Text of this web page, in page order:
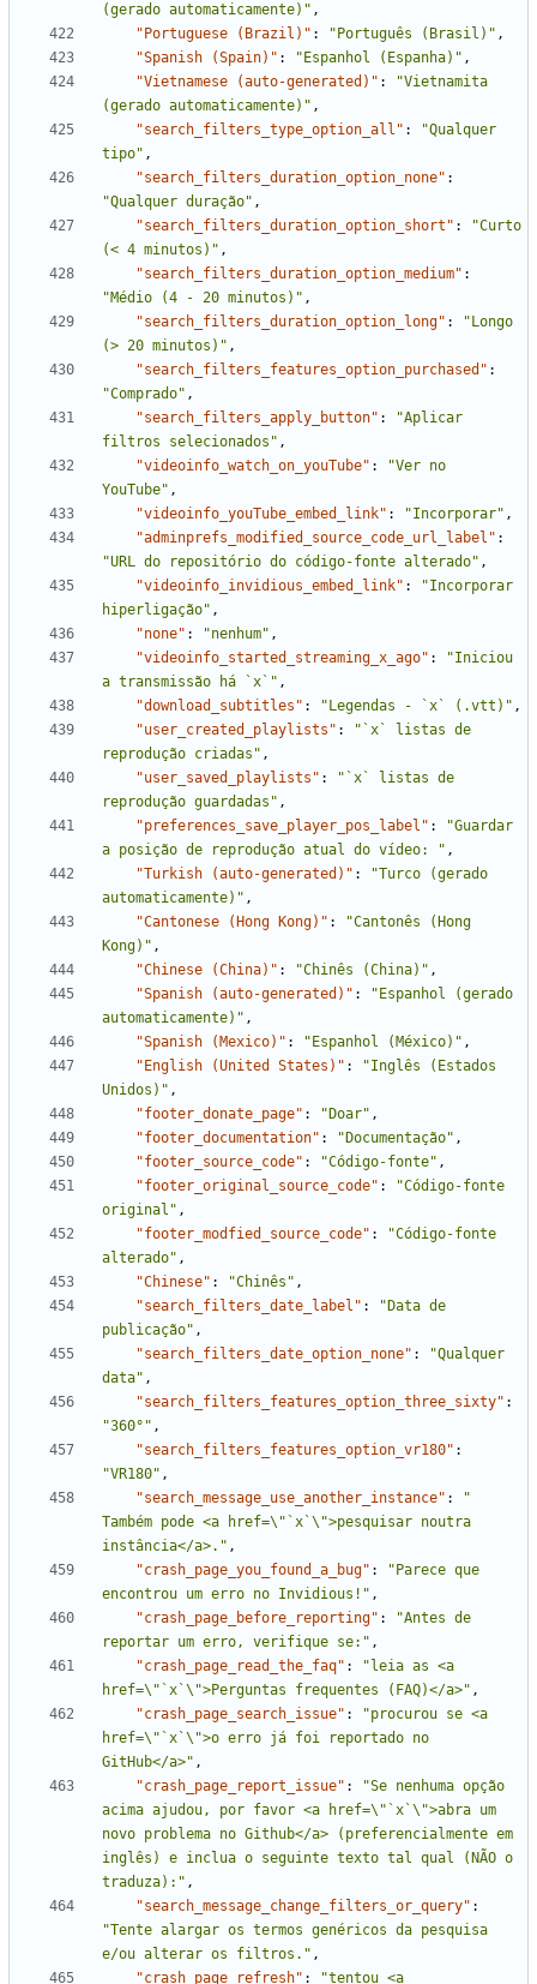
(gerado automaticamente)" ,
"Portuguese (Brazil)" : "Português (Brasil)" ,
"Spanish (Spain)" : "Espanhol (Espanha)" ,
"Vietnamese (auto-generated)" :
"Vietnamita
(gerado automaticamente)" ,
"search_filters_type_option_all" :
"Qualquer
tipo" ,
"search_filters_duration_option_none" :
"Qualquer duração" ,
"search_filters_duration_option_short" :
"Curto
(< 4 minutos)" ,
"search_filters_duration_option_medium" :
"Médio (4 - 20 minutos)" ,
"search_filters_duration_option_long" :
"Longo
(> 20 minutos)" ,
"search_filters_features_option_purchased" :
"Comprado" ,
"search_filters_apply_button" :
"Aplicar
filtros selecionados" ,
"videoinfo_watch_on_youTube" :
"Ver no
YouTube" ,
"videoinfo_youTube_embed_link" : "Incorporar" ,
"adminprefs_modified_source_code_url_label" :
"URL do repositório do código-fonte alterado" ,
"videoinfo_invidious_embed_link" :
"Incorporar
hiperligação" ,
"none" : "nenhum" ,
"videoinfo_started_streaming_x_ago" :
"Iniciou
a transmissão há `x`" ,
"download_subtitles" : "Legendas - `x` (.vtt)" ,
"user_created_playlists" :
"`x` listas de
reprodução criadas" ,
"user_saved_playlists" :
"`x` listas de
reprodução guardadas" ,
"preferences_save_player_pos_label" :
"Guardar
a posição de reprodução atual do vídeo: " ,
"Turkish (auto-generated)" :
"Turco (gerado
automaticamente)" ,
"Cantonese (Hong Kong)" :
"Cantonês (Hong
Kong)" ,
"Chinese (China)" : "Chinês (China)" ,
"Spanish (auto-generated)" :
"Espanhol (gerado
automaticamente)" ,
"Spanish (Mexico)" : "Espanhol (México)" ,
"English (United States)" :
"Inglês (Estados
Unidos)" ,
"footer_donate_page" : "Doar" ,
"footer_documentation" : "Documentação" ,
"footer_source_code" : "Código-fonte" ,
"footer_original_source_code" :
"Código-fonte
original" ,
"footer_modfied_source_code" :
"Código-fonte
alterado" ,
"Chinese" : "Chinês" ,
"search_filters_date_label" :
"Data de
publicação" ,
"search_filters_date_option_none" :
"Qualquer
data" ,
"search_filters_features_option_three_sixty" :
"360°" ,
"search_filters_features_option_vr180" :
"VR180" ,
"search_message_use_another_instance" :
"
Também pode <a href=\"`x`\">pesquisar noutra
instância</a>." ,
"crash_page_you_found_a_bug" :
"Parece que
encontrou um erro no Invidious!" ,
"crash_page_before_reporting" :
"Antes de
reportar um erro, verifique se:" ,
"crash_page_read_the_faq" :
"leia as <a
href=\"`x`\">Perguntas frequentes (FAQ)</a>" ,
"crash_page_search_issue" :
"procurou se <a
href=\"`x`\">o erro já foi reportado no
GitHub</a>" ,
"crash_page_report_issue" :
"Se nenhuma opção
acima ajudou, por favor <a href=\"`x`\">abra um
novo problema no Github</a> (preferencialmente em
inglês) e inclua o seguinte texto tal qual (NÃO o
traduza):" ,
"search_message_change_filters_or_query" :
"Tente alargar os termos genéricos da pesquisa
e/ou alterar os filtros." ,
"crash_page_refresh" : "tentou <a